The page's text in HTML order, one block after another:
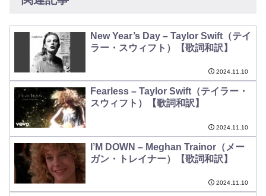
New Year’s Day – Taylor Swift（テイ
ラー・スウィフト）【歌詞和訳】
2024.11.10
Fearless – Taylor Swift（テイラー・
スウィフト）【歌詞和訳】
2024.11.10
I’M DOWN – Meghan Trainor（メー
ガン・トレイナー）【歌詞和訳】
2024.11.10